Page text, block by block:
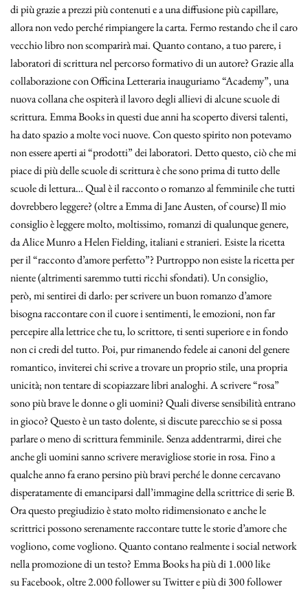
di più grazie a prezzi più contenuti e a una diffusione più capillare,
allora non vedo perché rimpiangere la carta. Fermo restando che il caro
vecchio libro non scomparirà mai. Quanto contano, a tuo parere, i
laboratori di scrittura nel percorso formativo di un autore? Grazie alla
collaborazione con Officina Letteraria inauguriamo “Academy”, una
nuova collana che ospiterà il lavoro degli allievi di alcune scuole di
scrittura. Emma Books in questi due anni ha scoperto diversi talenti,
ha dato spazio a molte voci nuove. Con questo spirito non potevamo
non essere aperti ai “prodotti” dei laboratori. Detto questo, ciò che mi
piace di più delle scuole di scrittura è che sono prima di tutto delle
scuole di lettura… Qual è il racconto o romanzo al femminile che tutti
dovrebbero leggere? (oltre a Emma di Jane Austen, of course) Il mio
consiglio è leggere molto, moltissimo, romanzi di qualunque genere,
da Alice Munro a Helen Fielding, italiani e stranieri. Esiste la ricetta
per il “racconto d’amore perfetto”? Purtroppo non esiste la ricetta per
niente (altrimenti saremmo tutti ricchi sfondati). Un consiglio,
però, mi sentirei di darlo: per scrivere un buon romanzo d’amore
bisogna raccontare con il cuore i sentimenti, le emozioni, non far
percepire alla lettrice che tu, lo scrittore, ti senti superiore e in fondo
non ci credi del tutto. Poi, pur rimanendo fedele ai canoni del genere
romantico, inviterei chi scrive a trovare un proprio stile, una propria
unicità; non tentare di scopiazzare libri analoghi. A scrivere “rosa”
sono più brave le donne o gli uomini? Quali diverse sensibilità entrano
in gioco? Questo è un tasto dolente, si discute parecchio se si possa
parlare o meno di scrittura femminile. Senza addentrarmi, direi che
anche gli uomini sanno scrivere meravigliose storie in rosa. Fino a
qualche anno fa erano persino più bravi perché le donne cercavano
disperatamente di emanciparsi dall’immagine della scrittrice di serie B.
Ora questo pregiudizio è stato molto ridimensionato e anche le
scrittrici possono serenamente raccontare tutte le storie d’amore che
vogliono, come vogliono. Quanto contano realmente i social network
nella promozione di un testo? Emma Books ha più di 1.000 like
su Facebook, oltre 2.000 follower su Twitter e più di 300 follower